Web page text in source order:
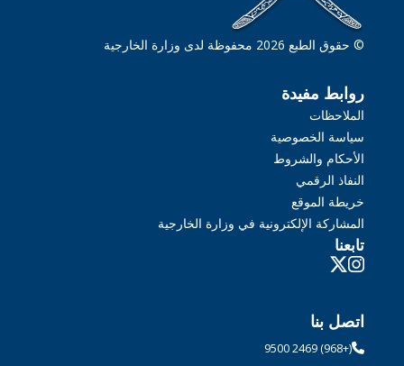
© حقوق الطبع 2026 محفوظة لدى وزارة الخارجية
روابط مفيدة
الملاحظات
سياسة الخصوصية
الأحكام والشروط
النفاذ الرقمي
خريطة الموقع
المشاركة الإلكترونية في وزارة الخارجية
تابعنا
اتصل بنا
(+968) 2469 9500